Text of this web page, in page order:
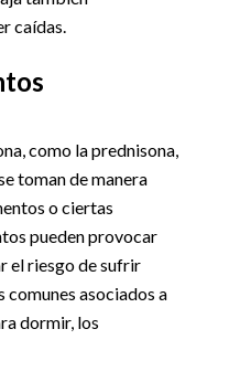
caídas.
como la prednisona,
toman de manera
o ciertas
pueden provocar
el riesgo de sufrir
comunes asociados a
dormir, los